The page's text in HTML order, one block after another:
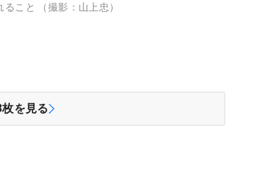
こと （撮影：山上忠）
枚を見る